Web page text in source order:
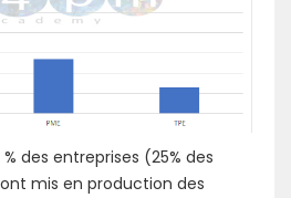
% des entreprises (25% des
mis en production des